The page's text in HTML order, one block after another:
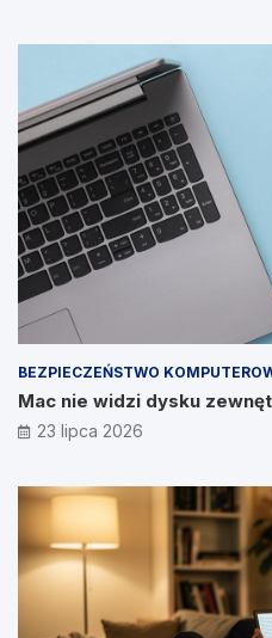
BEZPIECZEŃSTWO
Mac nie widzi dysku
23 lipca 2026